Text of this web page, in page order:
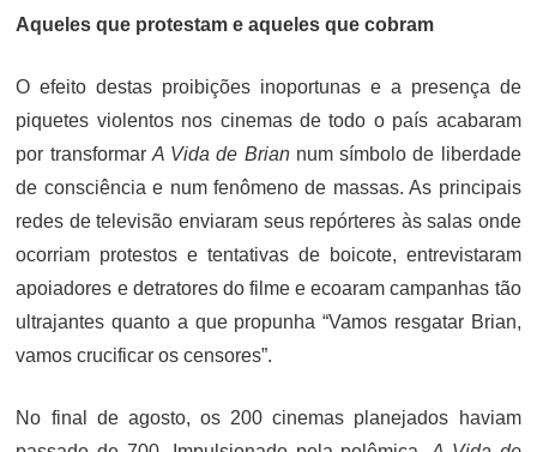
Aqueles que protestam e aqueles que cobram
O efeito destas proibições inoportunas e a presença de
piquetes violentos nos cinemas de todo o país acabaram
por transformarA Vida de Briannum símbolo de liberdade
de consciência e num fenômeno de massas. As principais
redes de televisão enviaram seus repórteres às salas onde
ocorriam protestos e tentativas de boicote, entrevistaram
apoiadores e detratores do filme e ecoaram campanhas tão
ultrajantes quanto a que propunha “Vamos resgatar Brian,
vamos crucificar os censores”.
No final de agosto, os 200 cinemas planejados haviam